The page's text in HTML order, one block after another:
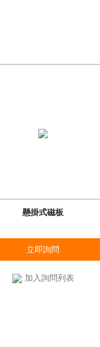
懸掛式磁板
立即詢問
加入詢問列表